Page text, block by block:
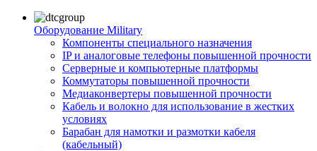
Оборудование Military
Компоненты специального назначения
IP и аналоговые телефоны повышенной прочности
Серверные и компьютерные платформы
Коммутаторы повышенной прочности
Медиаконвертеры повышенной прочности
Кабель и волокно для использование в жестких
условиях
Барабан для намотки и размотки кабеля
(кабельный)